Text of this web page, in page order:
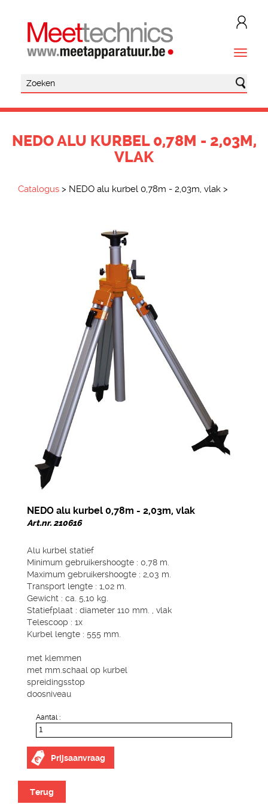
NEDO ALU KURBEL 0,78M - 2,03M,
VLAK
Catalogus > NEDO alu kurbel 0,78m - 2,03m, vlak >
NEDO alu kurbel 0,78m - 2,03m, vlak
Art.nr. 210616
Alu kurbel statief
Minimum gebruikershoogte : 0,78 m.
Maximum gebruikershoogte : 2,03 m.
Transport lengte : 1,02 m.
Gewicht : ca. 5,10 kg.
Statiefplaat : diameter 110 mm. , vlak
Telescoop : 1x
Kurbel lengte : 555 mm.
met klemmen
met mm.schaal op kurbel
spreidingsstop
doosniveau
Aantal :
Prijsaanvraag
Terug